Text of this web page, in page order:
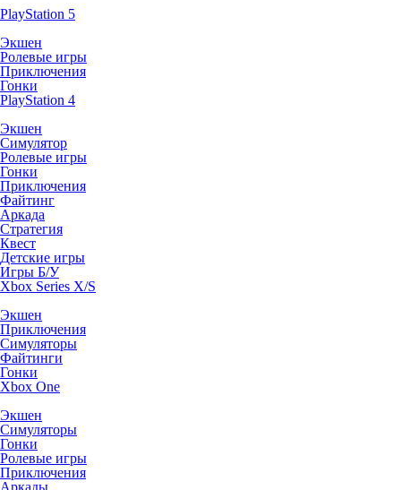
PlayStation 5
Экшен
Ролевые игры
Приключения
Гонки
PlayStation 4
Экшен
Симулятор
Ролевые игры
Гонки
Приключения
Файтинг
Аркада
Стратегия
Квест
Детские игры
Игры Б/У
Xbox Series X/S
Экшен
Приключения
Симуляторы
Файтинги
Гонки
Xbox One
Экшен
Симуляторы
Гонки
Ролевые игры
Приключения
Аркады